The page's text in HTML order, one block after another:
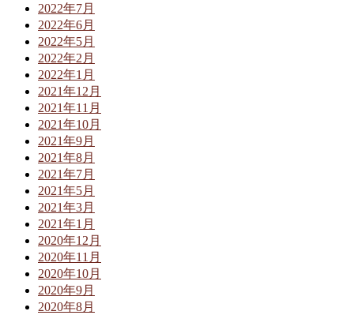
2022年7月
2022年6月
2022年5月
2022年2月
2022年1月
2021年12月
2021年11月
2021年10月
2021年9月
2021年8月
2021年7月
2021年5月
2021年3月
2021年1月
2020年12月
2020年11月
2020年10月
2020年9月
2020年8月